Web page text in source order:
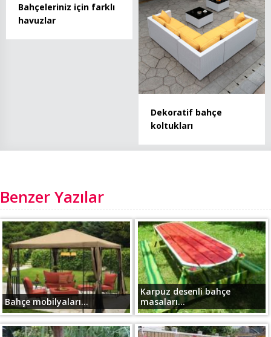
Bahçeleriniz için farklı
havuzlar
Dekoratif bahçe
koltukları
Benzer Yazılar
Bahçe mobilyaları...
Karpuz desenli bahçe
masaları...